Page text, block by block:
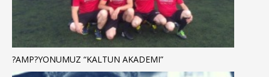
?AMP?YONUMUZ “KALTUN AKADEMI”